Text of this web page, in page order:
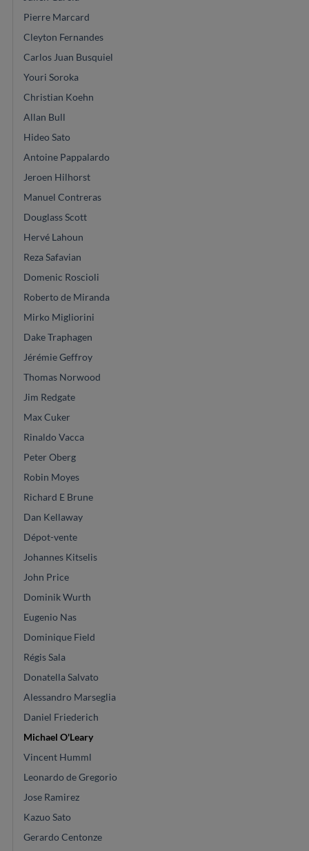
Pierre Marcard
Cleyton Fernandes
Carlos Juan Busquiel
Youri Soroka
Christian Koehn
Allan Bull
Hideo Sato
Antoine Pappalardo
Jeroen Hilhorst
Manuel Contreras
Douglass Scott
Hervé Lahoun
Reza Safavian
Domenic Roscioli
Roberto de Miranda
Mirko Migliorini
Dake Traphagen
Jérémie Geffroy
Thomas Norwood
Jim Redgate
Max Cuker
Rinaldo Vacca
Peter Oberg
Robin Moyes
Richard E Brune
Dan Kellaway
Dépot-vente
Johannes Kitselis
John Price
Dominik Wurth
Eugenio Nas
Dominique Field
Régis Sala
Donatella Salvato
Alessandro Marseglia
Daniel Friederich
Michael O'Leary
Vincent Humml
Leonardo de Gregorio
Jose Ramirez
Kazuo Sato
Gerardo Centonze